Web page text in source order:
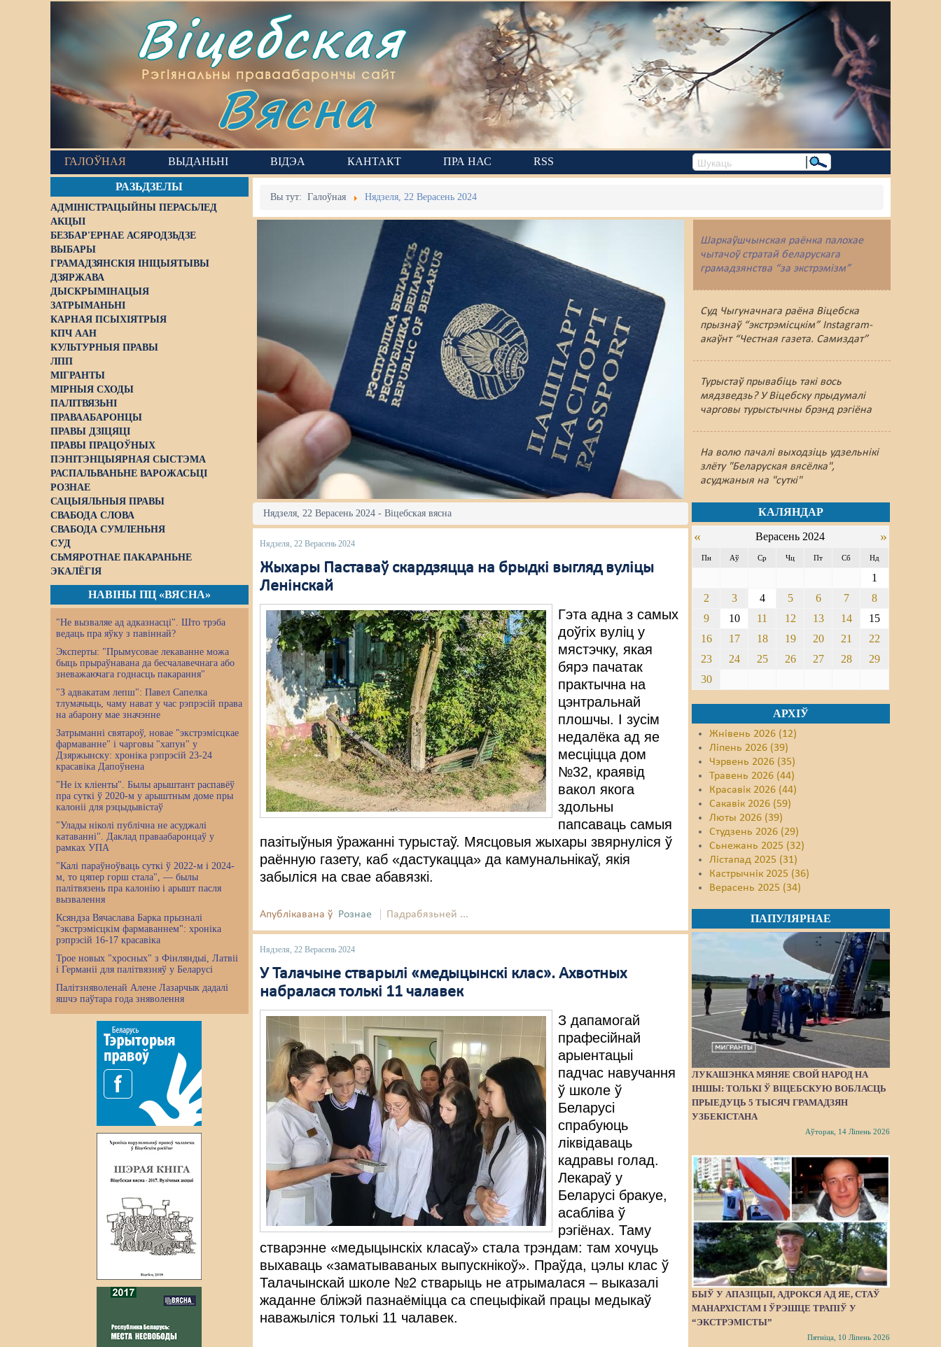
Віцебская
Рэгіянальны праваабарончы сайт
Вясна
ГАЛОЎНАЯ ВЫДАНЬНІ ВІДЭА КАНТАКТ ПРА НАС RSS
РАЗЬДЗЕЛЫ
АДМІНІСТРАЦЫЙНЫ ПЕРАСЬЛЕД
АКЦЫІ
БЕЗБАР'ЕРНАЕ АСЯРОДЗЬДЗЕ
ВЫБАРЫ
ГРАМАДЗЯНСКІЯ ІНІЦЫЯТЫВЫ
ДЗЯРЖАВА
ДЫСКРЫМІНАЦЫЯ
ЗАТРЫМАНЬНІ
КАРНАЯ ПСЫХІЯТРЫЯ
КПЧ ААН
КУЛЬТУРНЫЯ ПРАВЫ
ЛПП
МІГРАНТЫ
МІРНЫЯ СХОДЫ
ПАЛІТВЯЗЬНІ
ПРАВААБАРОНЦЫ
ПРАВЫ ДЗІЦЯЦІ
ПРАВЫ ПРАЦОЎНЫХ
ПЭНІТЭНЦЫЯРНАЯ СЫСТЭМА
РАСПАЛЬВАНЬНЕ ВАРОЖАСЬЦІ
РОЗНАЕ
САЦЫЯЛЬНЫЯ ПРАВЫ
СВАБОДА СЛОВА
СВАБОДА СУМЛЕНЬНЯ
СУД
СЬМЯРОТНАЕ ПАКАРАНЬНЕ
ЭКАЛЁГІЯ
НАВІНЫ ПЦ «ВЯСНА»
"Не вызваляе ад адказнасці". Што трэба
ведаць пра яўку з павіннай?
Эксперты: "Прымусовае лекаванне можа
быць прыраўнавана да бесчалавечнага або
зневажаючага годнасць пакарання"
"З адвакатам лепш": Павел Сапелка
тлумачыць, чаму нават у час рэпрэсій права
на абарону мае значэнне
Затрыманні святароў, новае "экстрэмісцкае
фармаванне" і чарговы "хапун" у
Дзяржынску: хроніка рэпрэсій 23-24
красавіка Дапоўнена
"Не іх кліенты". Былы арыштант распавёў
пра суткі ў 2020-м у арыштным доме пры
калоніі для рэцыдывістаў
"Улады ніколі публічна не асуджалі
катаванні". Даклад праваабаронцаў у
рамках УПА
"Калі параўноўваць суткі ў 2022-м і 2024-
м, то цяпер горш стала", — былы
палітвязень пра калонію і арышт пасля
вызвалення
Ксяндза Вячаслава Барка прызналі
"экстрэмісцкім фармаваннем": хроніка
рэпрэсій 16-17 красавіка
Трое новых "хросных" з Фінляндыі, Латвіі
і Германіі для палітвязняў у Беларусі
Палітзняволенай Алене Лазарчык дадалі
яшчэ паўтара года зняволення
Вы тут:Галоўная Нядзеля, 22 Верасень 2024
Шаркаўшчынская раёнка палохае
чытачоў стратай беларускага
грамадзянства “за экстрэмізм”
Суд Чыгуначнага раёна Віцебска
прызнаў “экстрэмісцкім” Instagram-
акаўнт “Честная газета. Самиздат”
Турыстаў прывабіць такі вось
мядзведзь? У Віцебску прыдумалі
чарговы турыстычны брэнд рэгіёна
На волю пачалі выходзіць удзельнікі
злёту "Беларуская вясёлка",
асуджаныя на "суткі"
Нядзеля, 22 Верасень 2024 - Віцебская вясна
Нядзеля, 22 Верасень 2024
Жыхары Паставаў скардзяцца на брыдкі выгляд вуліцы
Ленінскай
Гэта адна з самых
доўгіх вуліц у
мястэчку, якая
бярэ пачатак
практычна на
цэнтральнай
плошчы. І зусім
недалёка ад яе
месціцца дом
№32, краявід
вакол якога
здольны
папсаваць самыя
пазітыўныя ўражанні турыстаў. Мясцовыя жыхары звярнуліся ў
раённую газету, каб «дастукацца» да камунальнікаў, якія
забыліся на свае абавязкі.
Апублікавана ў Рознае Падрабязьней ...
Нядзеля, 22 Верасень 2024
У Талачыне стварылі «медыцынскі клас». Ахвотных
набралася толькі 11 чалавек
З дапамогай
прафесійнай
арыентацыі
падчас навучання
ў школеў
Беларусі
спрабуюць
ліквідаваць
кадравы голад.
Лекараў у
Беларусі бракуе,
асабліва ў
рэгіёнах. Таму
стварэнне «медыцынскіх класаў» стала трэндам: там хочуць
выхаваць «заматываваных выпускнікоў». Праўда, цэлы клас ў
Талачынскай школе №2 стварыць не атрымалася – выказалі
жаданне бліжэй пазнаёміцца са спецыфікай працы медыкаў
наважыліся толькі 11 чалавек.
КАЛЯНДАР
« Верасень 2024 »
Пн Аў Ср Чц Пт Сб Нд
1
2
3 4 5 6 7
8
9
10 11 12 13 14
15
16
17 18 19 20 21
22
23
24 25 26 27 28
29
30
АРХІЎ
Жнівень 2026 (12)
Ліпень 2026 (39)
Чэрвень 2026 (35)
Травень 2026 (44)
Красавік 2026 (44)
Сакавік 2026 (59)
Люты 2026 (39)
Студзень 2026 (29)
Сьнежань 2025 (32)
Лістапад 2025 (31)
Кастрычнік 2025 (36)
Верасень 2025 (34)
ПАПУЛЯРНАЕ
ЛУКАШЭНКА МЯНЯЕ СВОЙ НАРОД НА
ІНШЫ: ТОЛЬКІ Ў ВІЦЕБСКУЮ ВОБЛАСЦЬ
ПРЫЕДУЦЬ 5 ТЫСЯЧ ГРАМАДЗЯН
УЗБЕКІСТАНА
Аўторак, 14 Ліпень 2026
БЫЎ У АПАЗІЦЫІ, АДРОКСЯ АД ЯЕ, СТАЎ
МАНАРХІСТАМ І ЎРЭШЦЕ ТРАПІЎ У
“ЭКСТРЭМІСТЫ”
Пятніца, 10 Ліпень 2026